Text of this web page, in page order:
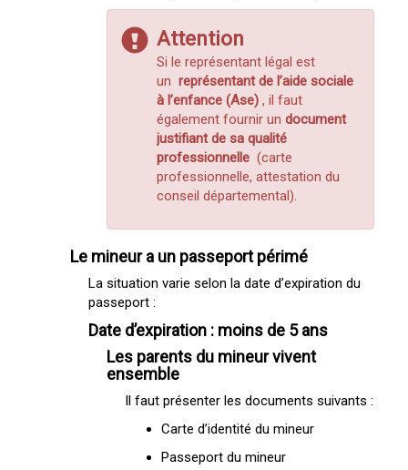
Attention
Si le représentant légal est
unreprésentant de l’aide sociale
à l’enfance (Ase) , il faut
également fournir undocument
justifiant de sa qualité
professionnelle (carte
professionnelle, attestation du
conseil départemental).
Le mineur a un passeport périmé
La situation varie selon la date d’expiration du
passeport :
Date d’expiration : moins de 5 ans
Les parents du mineur vivent
ensemble
Il faut présenter les documents suivants :
Carte d’identité du mineur
Passeport du mineur